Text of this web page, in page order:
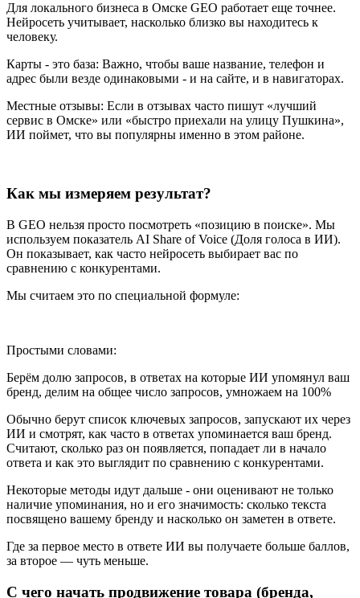
Для локального бизнеса в Омске GEO работает еще точнее.
Нейросеть учитывает, насколько близко вы находитесь к
человеку.
Карты - это база: Важно, чтобы ваше название, телефон и
адрес были везде одинаковыми - и на сайте, и в навигаторах.
Местные отзывы: Если в отзывах часто пишут «лучший
сервис в Омске» или «быстро приехали на улицу Пушкина»,
ИИ поймет, что вы популярны именно в этом районе.
Как мы измеряем результат?
В GEO нельзя просто посмотреть «позицию в поиске». Мы
используем показатель AI Share of Voice (Доля голоса в ИИ).
Он показывает, как часто нейросеть выбирает вас по
сравнению с конкурентами.
Мы считаем это по специальной формуле:
Простыми словами:
Берём долю запросов, в ответах на которые ИИ упомянул ваш
бренд, делим на общее число запросов, умножаем на 100%
Обычно берут список ключевых запросов, запускают их через
ИИ и смотрят, как часто в ответах упоминается ваш бренд.
Считают, сколько раз он появляется, попадает ли в начало
ответа и как это выглядит по сравнению с конкурентами.
Некоторые методы идут дальше - они оценивают не только
наличие упоминания, но и его значимость: сколько текста
посвящено вашему бренду и насколько он заметен в ответе.
Где за первое место в ответе ИИ вы получаете больше баллов,
за второе — чуть меньше.
С чего начать продвижение товара (бренда,